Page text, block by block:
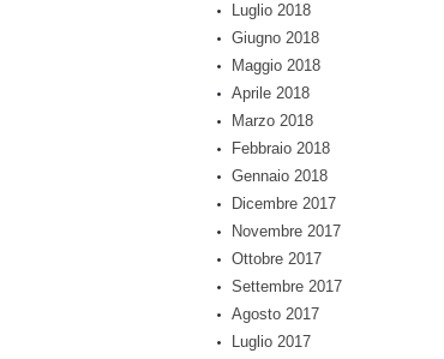
Luglio 2018
Giugno 2018
Maggio 2018
Aprile 2018
Marzo 2018
Febbraio 2018
Gennaio 2018
Dicembre 2017
Novembre 2017
Ottobre 2017
Settembre 2017
Agosto 2017
Luglio 2017